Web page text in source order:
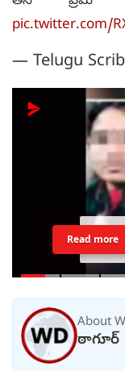
pic.twitter.com/
— Telugu
Read more
About
ఠాగూర్